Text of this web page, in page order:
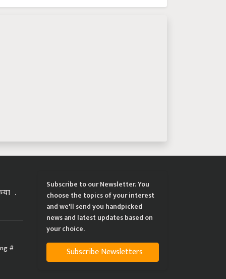
Subscribe to our Newsletter. You
choose the topics of your interest
and we'll send you handpicked
news and latest updates based on
your choice.
Subscribe Newsletters